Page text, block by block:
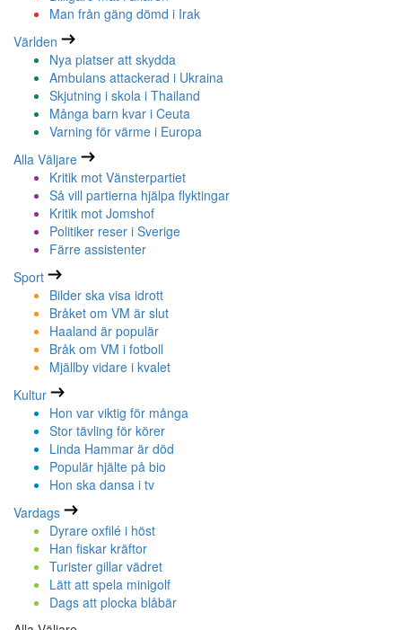
Man från gäng dömd i Irak
Världen
Nya platser att skydda
Ambulans attackerad i Ukraina
Skjutning i skola i Thailand
Många barn kvar i Ceuta
Varning för värme i Europa
Alla Väljare
Kritik mot Vänsterpartiet
Så vill partierna hjälpa flyktingar
Kritik mot Jomshof
Politiker reser i Sverige
Färre assistenter
Sport
Bilder ska visa idrott
Bråket om VM är slut
Haaland är populär
Bråk om VM i fotboll
Mjällby vidare i kvalet
Kultur
Hon var viktig för många
Stor tävling för körer
Linda Hammar är död
Populär hjälte på bio
Hon ska dansa i tv
Vardags
Dyrare oxfilé i höst
Han fiskar kräftor
Turister gillar vädret
Lätt att spela minigolf
Dags att plocka blåbär